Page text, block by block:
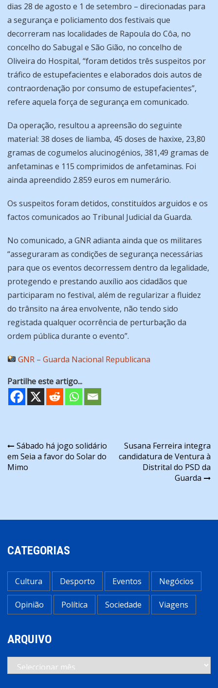
dias 28 de agosto e 1 de setembro – direcionadas para
a segurança e policiamento dos festivais que
decorreram nas localidades de Rapoula do Côa, no
concelho do Sabugal e São Gião, no concelho de
Oliveira do Hospital, “foram detidos três suspeitos por
tráfico de estupefacientes e elaborados dois autos de
contraordenação por consumo de estupefacientes”,
refere aquela força de segurança em comunicado.
Da operação, resultou a apreensão do seguinte
material: 38 doses de liamba, 45 doses de haxixe, 23,80
gramas de cogumelos alucinogénios, 381,49 gramas de
anfetaminas e 115 comprimidos de anfetaminas. Foi
ainda apreendido 2.859 euros em numerário.
Os suspeitos foram detidos, constituídos arguidos e os
factos comunicados ao Tribunal Judicial da Guarda.
No comunicado, a GNR adianta ainda que os militares
“asseguraram as condições de segurança necessárias
para que os eventos decorressem dentro da legalidade,
protegendo e prestando auxílio aos cidadãos que
participaram no festival, além de regularizar a fluidez
do trânsito na área envolvente, não tendo sido
registada qualquer ocorrência de perturbação da
ordem pública durante o evento”.
GNR – Guarda Nacional Republicana
Partilhe este artigo...
Navegação
de
Sábado há jogo solidário
em Seia a favor do Solar do
Mimo
Susana Ferreira integra
candidatura de Ventura à
Distrital do PSD da
Guarda
CATEGORIAS
Cultura Desporto Eventos Negócios
Opinião Política Sociedade Viagens
ARQUIVO
Arquivo